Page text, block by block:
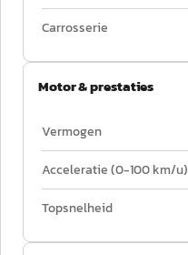
Carrosserie
Motor & prestaties
Vermogen
Acceleratie (0-100 km/u)
Topsnelheid